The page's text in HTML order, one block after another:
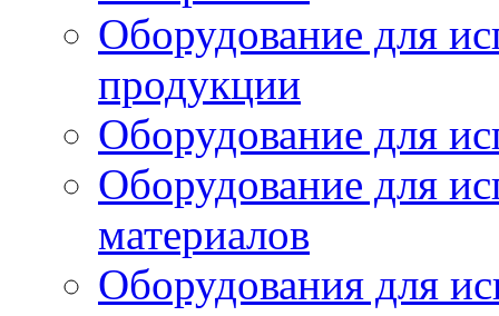
Оборудование для
продукции
Оборудование для
Оборудование для
материалов
Оборудования для